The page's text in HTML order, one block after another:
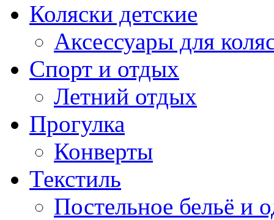
Коляски детские
Аксессуары для
Спорт и отдых
Летний отдых
Прогулка
Конверты
Текстиль
Постельное бельё и